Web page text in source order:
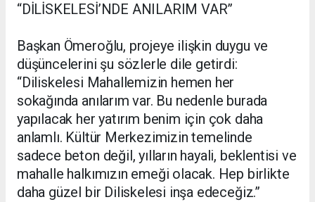
“DİLİSKELESİ’NDE ANILARIM VAR”
Başkan Ömeroğlu, projeye ilişkin duygu ve
düşüncelerini şu sözlerle dile getirdi:
“Diliskelesi Mahallemizin hemen her
sokağında anılarım var. Bu nedenle burada
yapılacak her yatırım benim için çok daha
anlamlı. Kültür Merkezimizin temelinde
sadece beton değil, yılların hayali, beklentisi ve
mahalle halkımızın emeği olacak. Hep birlikte
daha güzel bir Diliskelesi inşa edeceğiz.”